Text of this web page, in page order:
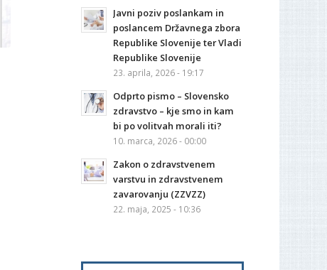
Javni poziv poslankam in
poslancem Državnega zbora
Republike Slovenije ter Vladi
Republike Slovenije
23. aprila, 2026 - 19:17
Odprto pismo – Slovensko
zdravstvo – kje smo in kam
bi po volitvah morali iti?
10. marca, 2026 - 00:00
Zakon o zdravstvenem
varstvu in zdravstvenem
zavarovanju (ZZVZZ)
22. maja, 2025 - 10:36